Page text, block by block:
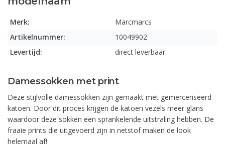
Merk:
Marcmarcs
Artikelnummer:
10049902
Levertijd:
direct leverbaar
Damessokken met print
Deze stijlvolle damessokken zijn gemaakt met gemerceriseerd
katoen. Door dit proces krijgen de katoen vezels meer glans
waardoor deze sokken een sprankelende uitstraling hebben. De
fraaie prints die uitgevoerd zijn in netstof maken de look
helemaal af!